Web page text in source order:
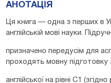
АНОТАЦІЯ
Ця книга — одна з перших в
англійській мові науки.
призначено передусім для
проходять мовну підготовку
англійської на рівні С1